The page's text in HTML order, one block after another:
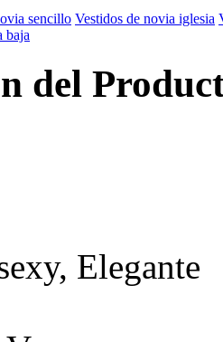
sencillo Vestidos de novia iglesia
baja
del
Elegante